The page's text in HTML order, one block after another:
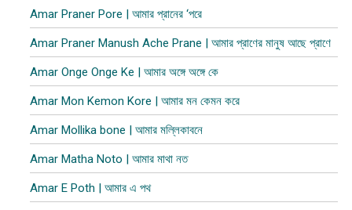
Amar Praner Pore | আমার প্রানের ‘পরে
Amar Praner Manush Ache Prane | আমার প্রাণের মানুষ আছে প্রাণে
Amar Onge Onge Ke | আমার অঙ্গে অঙ্গে কে
Amar Mon Kemon Kore | আমার মন কেমন করে
Amar Mollika bone | আমার মল্লিকাবনে
Amar Matha Noto | আমার মাথা নত
Amar E Poth | আমার এ পথ